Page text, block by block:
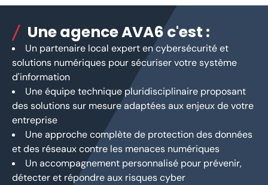
Une agence AVA6 c'est :
Un partenaire local expert en cybersécurité et
solutions numériques pour sécuriser votre système
d'information
Une équipe technique pluridisciplinaire proposant
des solutions sur mesure adaptées aux enjeux de votre
entreprise
Une approche complète de protection des données
et des réseaux contre les menaces numériques
Un accompagnement personnalisé pour prévenir,
détecter et répondre aux risques cyber